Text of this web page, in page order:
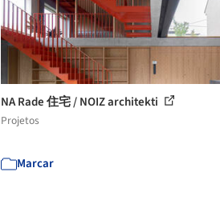
NA Rade 住宅 / NOIZ architekti
Projetos
Marcar